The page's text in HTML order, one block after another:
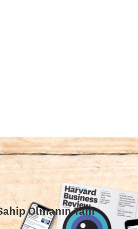
Olmanın Tam